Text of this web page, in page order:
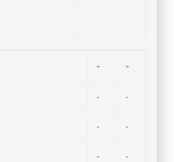
- -
- -
- -
- -